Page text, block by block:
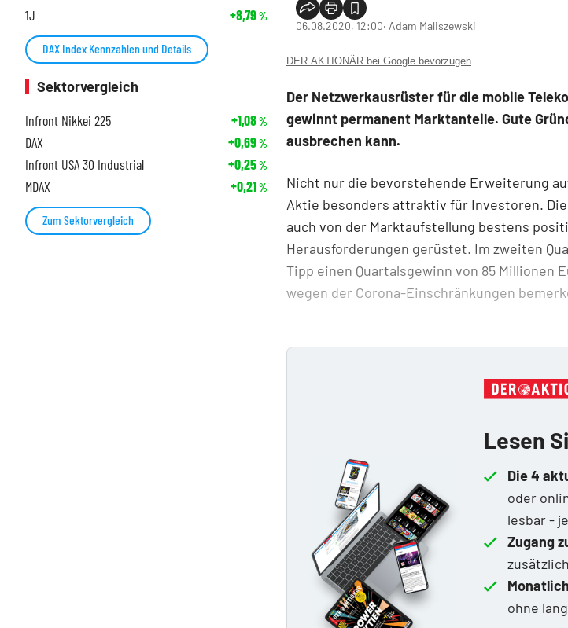
06.08.2020, 12:00‧ Adam Maliszewski
DER AKTIONÄR bei Google bevorzugen
Der Netzwerkausrüster für die mobile
gewinnt permanent Marktanteile. Gute
ausbrechen kann.
Nicht nur die bevorstehende Erweiterung
Aktie besonders attraktiv für Investoren.
auch von der Marktaufstellung bestens
Herausforderungen gerüstet. Im zweiten
Tipp einen Quartalsgewinn von 85 Millionen
wegen der Corona-Einschränkungen
Lesen
Die 4
oder
lesbar -
Zugang
ohne
1J +8,79%
DAX Index Kennzahlen und Details
Sektorvergleich
Infront Nikkei 225
+1,08%
DAX +0,69%
Infront USA 30 Industrial +0,25%
MDAX +0,21%
Zum Sektorvergleich